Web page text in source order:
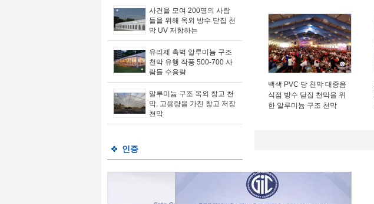
사건을 모여 200명의 사람
들을 위해 옥외 방수 닫집 천
막 UV 저항하는
유리제 측벽 알루미늄 구조
천막 유행 작풍 500-700 사
람들 수용량
알루미늄 구조 옥외 창고 천
막, 고용량을 가진 창고 저장
천막
인증
백색 PVC 당 천막 대중음
식점 방수 닫집 천막을 위
한 알루미늄 구조 천막